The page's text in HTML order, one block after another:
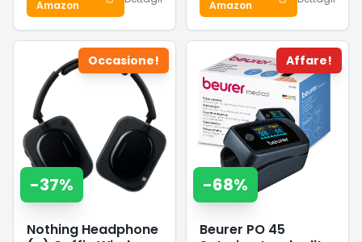
Antinvecchiamento
| Uso Quotidiano
Amazon
Forno, Rivestimento
Titanium Per
Mantenere il Calore
Amazon
Occasione!
-37%
Nothing Headphone
Affare!
-68%
Beurer PO 45